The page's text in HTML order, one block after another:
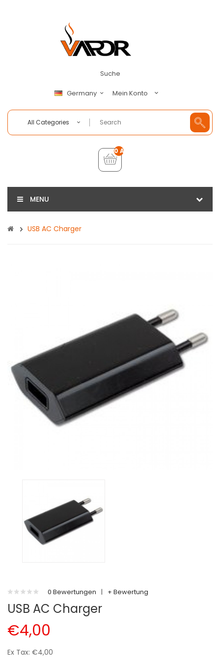
Suche
Germany Mein Konto
All Categories
0 Artikel - €0,00
MENU
USB AC Charger
0 Bewertungen | + Bewertung
USB AC Charger
€4,00
Ex Tax: €4,00